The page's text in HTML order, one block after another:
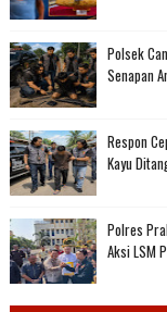
Polsek
Senapan
Respon
Kayu
Polres
Aksi LSM